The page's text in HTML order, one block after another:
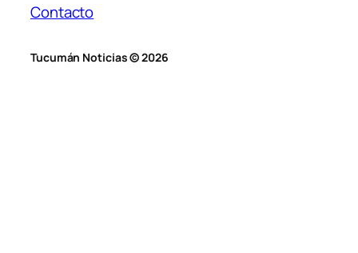
Contacto
Tucumán Noticias © 2026